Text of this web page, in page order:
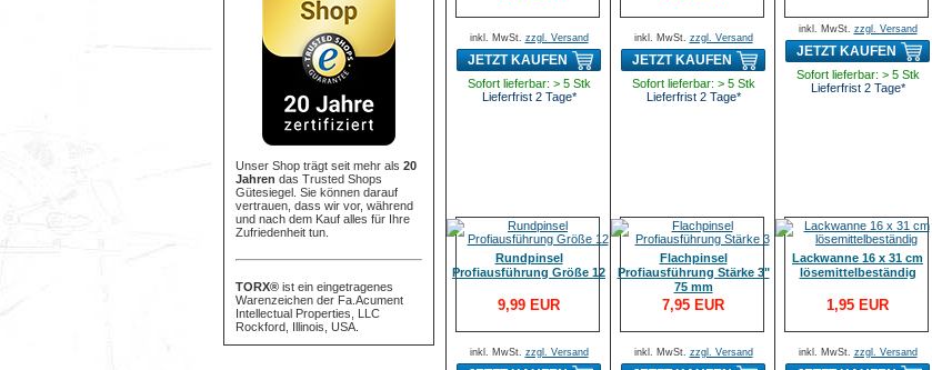
Unser Shop trägt seit mehr als 20
Jahren das Trusted Shops
Gütesiegel. Sie können darauf
vertrauen, dass wir vor, während
und nach dem Kauf alles für Ihre
Zufriedenheit tun.
TORX® ist ein eingetragenes
Warenzeichen der Fa.Acument
Intellectual Properties, LLC
Rockford, Illinois, USA.
inkl. MwSt. zzgl. Versand
JETZT KAUFEN
Sofort lieferbar: > 5 Stk
Lieferfrist 2 Tage*
inkl. MwSt. zzgl. Versand
JETZT KAUFEN
Sofort lieferbar: > 5 Stk
Lieferfrist 2 Tage*
inkl. MwSt. zzgl. Versand
JETZT KAUFEN
Sofort lieferbar: > 5 Stk
Lieferfrist 2 Tage*
Rundpinsel
Profiausführung Größe 12
9,99 EUR
inkl. MwSt. zzgl. Versand
Flachpinsel
Profiausführung Stärke 3"
75 mm
7,95 EUR
inkl. MwSt. zzgl. Versand
Lackwanne 16 x 31 cm
lösemittelbeständig
1,95 EUR
inkl. MwSt. zzgl. Versand